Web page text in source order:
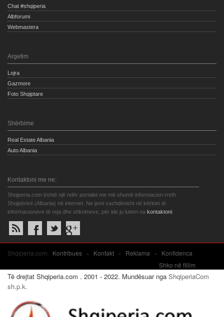
Chat #shqiperia
Albforumi
Webmastera
Argetim
Lojra
Gazmore
Foto Shqiptare
Shërbime
Real Estate Albania
Auto Albania
Kontaktoni me ne:
Shqiperia.com është një ndër portalet me më shumë informacion rreth
Shqipërisë (Albania) në internet. Ne jemi vazhdimisht në kërkim të
informacioneve të reja dhe shkrimeve, për ide ju lutem na kontaktoni.
Shqiperia.com: Kontribues » Kontakt » Reklama »
Konfidenca
Shko në fillim
Të drejtat Shqiperia.com . 2001 - 2022. Mundësuar nga ShqiperiaCom
sh.p.k.